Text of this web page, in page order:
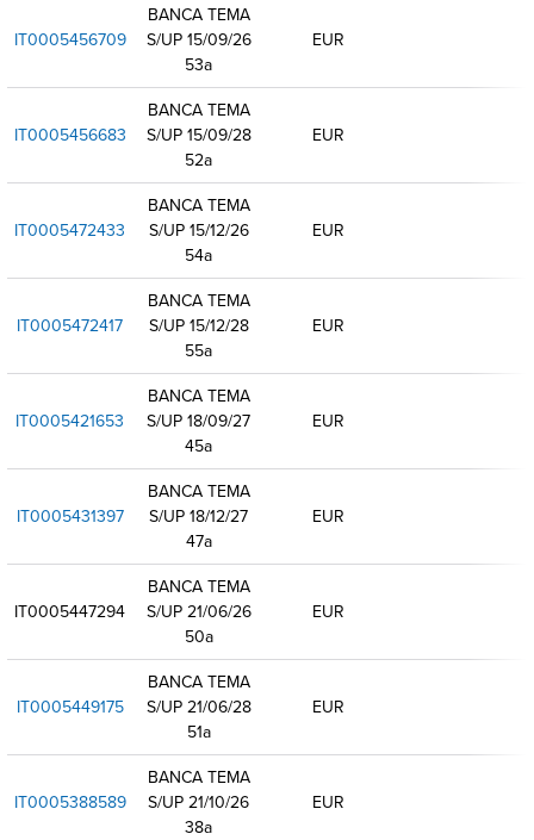
IT0005456709
BANCA TEMA
S/UP 15/09/26
53a
EUR
IT0005456683
BANCA TEMA
S/UP 15/09/28
52a
EUR
IT0005472433
BANCA TEMA
S/UP 15/12/26
54a
EUR
IT0005472417
BANCA TEMA
S/UP 15/12/28
55a
EUR
IT0005421653
BANCA TEMA
S/UP 18/09/27
45a
EUR
IT0005431397
BANCA TEMA
S/UP 18/12/27
47a
EUR
IT0005447294
BANCA TEMA
S/UP 21/06/26
50a
EUR
IT0005449175
BANCA TEMA
S/UP 21/06/28
51a
EUR
IT0005388589
BANCA TEMA
S/UP 21/10/26
38a
EUR